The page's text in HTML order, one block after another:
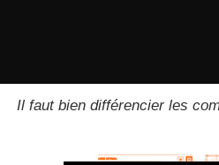
Il faut bien différencier les